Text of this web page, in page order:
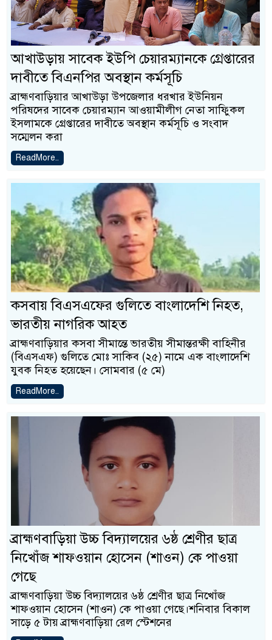
আখাউড়ায় সাবেক ইউপি চেয়ারম্যানকে গ্রেপ্তারের
দাবীতে বিএনপির অবস্থান কর্মসূচি
ব্রাহ্মণবাড়িয়ার আখাউড়া উপজেলার ধরখার ইউনিয়ন
পরিষদের সাবেক চেয়ারম্যান আওয়ামীলীগ নেতা সাফিুকল
ইসলামকে গ্রেপ্তারের দাবীতে অবস্থান কর্মসূচি ও সংবাদ
সম্মেলন করা
ReadMore..
কসবায় বিএসএফের গুলিতে বাংলাদেশি নিহত,
ভারতীয় নাগরিক আহত
ব্রাহ্মণবাড়িয়ার কসবা সীমান্তে ভারতীয় সীমান্তরক্ষী বাহিনীর
(বিএসএফ) গুলিতে মোঃ সাকিব (২৫) নামে এক বাংলাদেশি
যুবক নিহত হয়েছেন। সোমবার (৫ মে)
ReadMore..
ব্রাহ্মণবাড়িয়া উচ্চ বিদ্যালয়ের ৬ষ্ঠ শ্রেণীর ছাত্র
নিখোঁজ শাফওয়ান হোসেন (শাওন) কে পাওয়া
গেছে
ব্রাহ্মণবাড়িয়া উচ্চ বিদ্যালয়ের ৬ষ্ঠ শ্রেণীর ছাত্র নিখোঁজ
শাফওয়ান হোসেন (শাওন) কে পাওয়া গেছে।শনিবার বিকাল
সাড়ে ৫ টায় ব্রাহ্মণবাড়িয়া রেল স্টেশনের